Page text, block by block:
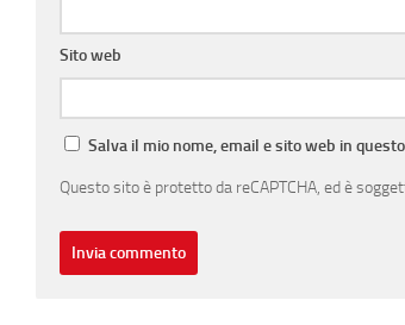
Sito web
Salva il mio nome, email e sito web in
Questo sito è protetto da reCAPTCHA, ed è